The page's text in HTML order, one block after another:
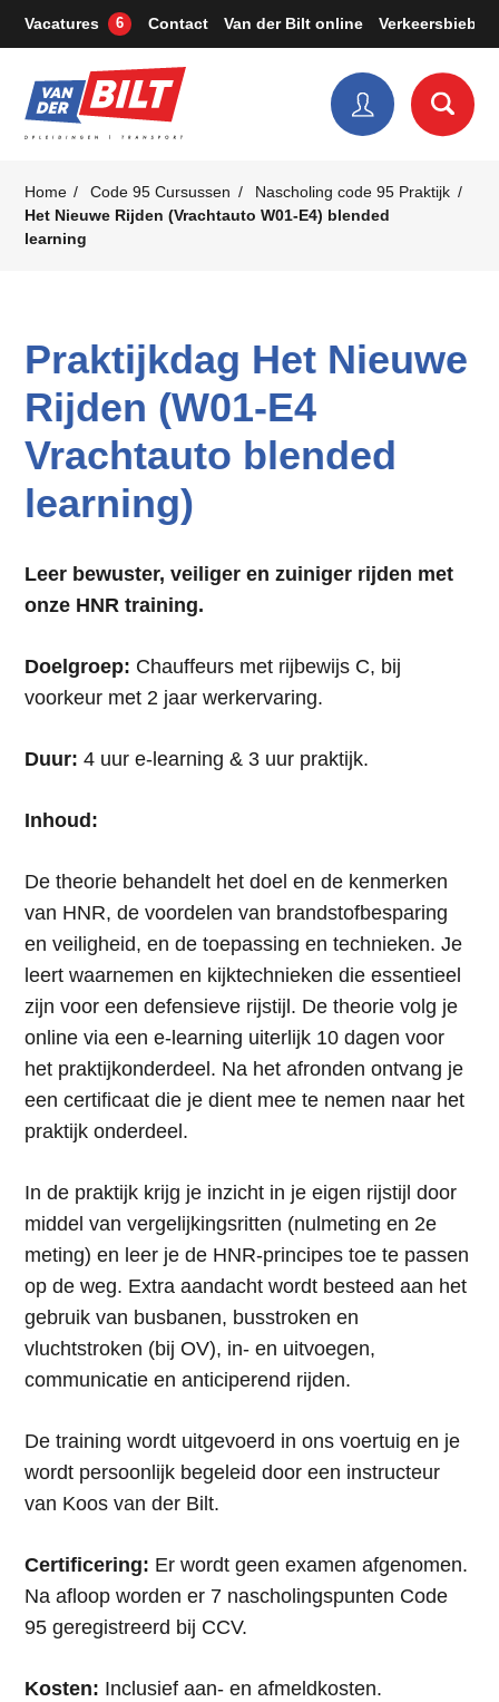
Vacatures 6 Contact Van der Bilt online Verkeersbieb
Home Code 95 Cursussen
Nascholing code 95 Praktijk
Het Nieuwe Rijden (Vrachtauto W01-E4) blended
learning
Praktijkdag Het Nieuwe
Rijden (W01-E4
Vrachtauto blended
learning)
Leer bewuster, veiliger en zuiniger rijden met
onze HNR training.
Doelgroep: Chauffeurs met rijbewijs C, bij
voorkeur met 2 jaar werkervaring.
Duur: 4 uur e-learning & 3 uur praktijk.
Inhoud:
De theorie behandelt het doel en de kenmerken
van HNR, de voordelen van brandstofbesparing
en veiligheid, en de toepassing en technieken. Je
leert waarnemen en kijktechnieken die essentieel
zijn voor een defensieve rijstijl. De theorie volg je
online via een e-learning uiterlijk 10 dagen voor
het praktijkonderdeel. Na het afronden ontvang je
een certificaat die je dient mee te nemen naar het
praktijk onderdeel.
In de praktijk krijg je inzicht in je eigen rijstijl door
middel van vergelijkingsritten (nulmeting en 2e
meting) en leer je de HNR-principes toe te passen
op de weg. Extra aandacht wordt besteed aan het
gebruik van busbanen, busstroken en
vluchtstroken (bij OV), in- en uitvoegen,
communicatie en anticiperend rijden.
De training wordt uitgevoerd in ons voertuig en je
wordt persoonlijk begeleid door een instructeur
van Koos van der Bilt.
Certificering: Er wordt geen examen afgenomen.
Na afloop worden er 7 nascholingspunten Code
95 geregistreerd bij CCV.
Kosten: Inclusief aan- en afmeldkosten.